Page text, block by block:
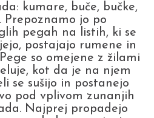
kumare, buče, bučke,
Prepoznamo jo po
pegah na listih, ki se
postajajo rumene in
so omejene z žilami
kot da je na njem
se sušijo in postanejo
pod vplivom zunanjih
Najprej propadejo